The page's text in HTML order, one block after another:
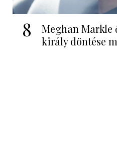
8
Meghan Markle
király döntése